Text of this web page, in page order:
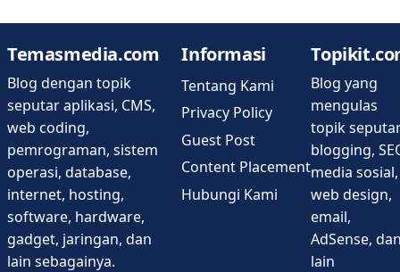
Temasmedia.com
Blog dengan topik
seputar aplikasi, CMS,
web coding,
pemrograman, sistem
operasi, database,
internet, hosting,
software, hardware,
gadget, jaringan, dan
lain sebagainya.
Informasi
Tentang Kami
Privacy Policy
Guest Post
Content Placement
Hubungi Kami
Blog yang
mengulas
topik
blogging,
media sosial,
web design,
email,
AdSense,
lain